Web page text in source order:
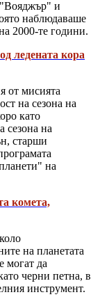
"Вояджър" и
наблюдаваше
2000-те години.
ледената кора
от мисията
на сезона на
като
сезона на
старши
на
комета,
на планетата
могат да
черни петна, в
инструмент.